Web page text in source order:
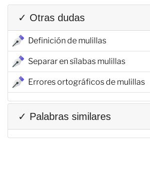
✓ Otras dudas
Definición de mulillas
Separar en sílabas mulillas
Errores ortográficos de mulillas
✓ Palabras similares